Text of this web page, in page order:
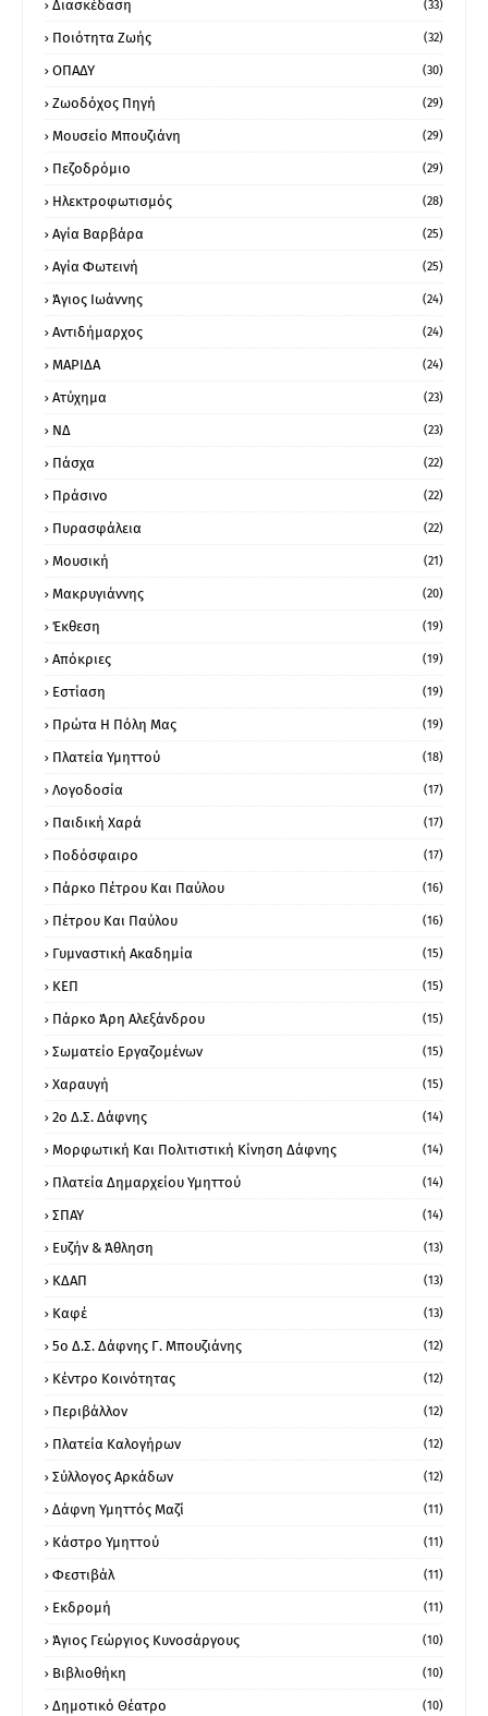
Διασκέδαση (33)
Ποιότητα Ζωής (32)
ΟΠΑΔΥ (30)
Ζωοδόχος Πηγή (29)
Μουσείο Μπουζιάνη (29)
Πεζοδρόμιο (29)
Ηλεκτροφωτισμός (28)
Αγία Βαρβάρα (25)
Αγία Φωτεινή (25)
Άγιος Ιωάννης (24)
Αντιδήμαρχος (24)
ΜΑΡΙΔΑ (24)
Ατύχημα (23)
ΝΔ (23)
Πάσχα (22)
Πράσινο (22)
Πυρασφάλεια (22)
Μουσική (21)
Μακρυγιάννης (20)
Έκθεση (19)
Απόκριες (19)
Εστίαση (19)
Πρώτα Η Πόλη Μας (19)
Πλατεία Υμηττού (18)
Λογοδοσία (17)
Παιδική Χαρά (17)
Ποδόσφαιρο (17)
Πάρκο Πέτρου Και Παύλου (16)
Πέτρου Και Παύλου (16)
Γυμναστική Ακαδημία (15)
ΚΕΠ (15)
Πάρκο Άρη Αλεξάνδρου (15)
Σωματείο Εργαζομένων (15)
Χαραυγή (15)
2ο Δ.Σ. Δάφνης (14)
Μορφωτική Και Πολιτιστική Κίνηση Δάφνης (14)
Πλατεία Δημαρχείου Υμηττού (14)
ΣΠΑΥ (14)
Ευζήν & Άθληση (13)
ΚΔΑΠ (13)
Καφέ (13)
5ο Δ.Σ. Δάφνης Γ. Μπουζιάνης (12)
Κέντρο Κοινότητας (12)
Περιβάλλον (12)
Πλατεία Καλογήρων (12)
Σύλλογος Αρκάδων (12)
Δάφνη Υμηττός Μαζί (11)
Κάστρο Υμηττού (11)
Φεστιβάλ (11)
Εκδρομή (11)
Άγιος Γεώργιος Κυνοσάργους (10)
Βιβλιοθήκη (10)
Δημοτικό Θέατρο (10)